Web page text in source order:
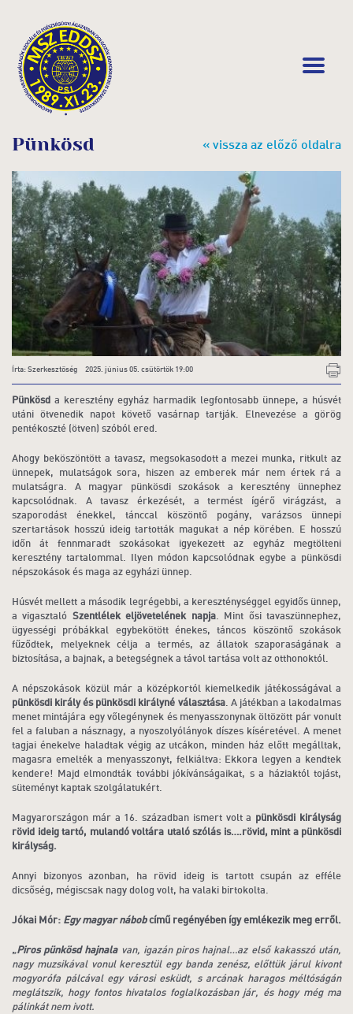
« vissza az előző oldalra
Pünkösd
Írta: Szerkesztőség 2025. június 05. csütörtök 19:00
Pünkösd a keresztény egyház harmadik legfontosabb ünnepe, a húsvét
utáni ötvenedik napot követő vasárnap tartják. Elnevezése a görög
pentékoszté (ötven) szóból ered.
Ahogy beköszöntött a tavasz, megsokasodott a mezei munka, ritkult az
ünnepek, mulatságok sora, hiszen az emberek már nem értek rá a
mulatságra. A magyar pünkösdi szokások a keresztény ünnephez
kapcsolódnak. A tavasz érkezését, a termést ígérő virágzást, a
szaporodást énekkel, tánccal köszöntő pogány, varázsos ünnepi
szertartások hosszú ideig tartották magukat a nép körében. E hosszú
időn át fennmaradt szokásokat igyekezett az egyház megtölteni
keresztény tartalommal. Ilyen módon kapcsolódnak egybe a pünkösdi
népszokások és maga az egyházi ünnep.
Húsvét mellett a második legrégebbi, a kereszténységgel egyidős ünnep,
a vigasztaló Szentlélek eljövetelének napja. Mint ősi tavaszünnephez,
ügyességi próbákkal egybekötött énekes, táncos köszöntő szokások
fűződtek, melyeknek célja a termés, az állatok szaporaságának a
biztosítása, a bajnak, a betegségnek a távol tartása volt az otthonoktól.
A népszokások közül már a középkortól kiemelkedik játékosságával a
pünkösdi király és pünkösdi királyné választása. A játékban a lakodalmas
menet mintájára egy vőlegénynek és menyasszonynak öltözött pár vonult
fel a faluban a násznagy, a nyoszolyólányok díszes kíséretével. A menet
tagjai énekelve haladtak végig az utcákon, minden ház előtt megálltak,
magasra emelték a menyasszonyt, felkiáltva: Ekkora legyen a kendtek
kendere! Majd elmondták további jókívánságaikat, s a háziaktól tojást,
süteményt kaptak szolgálatukért.
Magyarországon már a 16. században ismert volt a pünkösdi királyság
rövid ideig tartó, mulandó voltára utaló szólás is….rövid, mint a pünkösdi
királyság.
Annyi bizonyos azonban, ha rövid ideig is tartott csupán az efféle
dicsőség, mégiscsak nagy dolog volt, ha valaki birtokolta.
Jókai Mór: Egy magyar nábobcímű regényében így emlékezik meg erről.
„Piros pünkösd hajnalavan, igazán piros hajnal…az első kakasszó után,
nagy muzsikával vonul keresztül egy banda zenész, előttük járul kivont
mogyorófa pálcával egy városi esküdt, s arcának haragos méltóságán
meglátszik, hogy fontos hivatalos foglalkozásban jár, és hogy még ma
pálinkát nem ivott.